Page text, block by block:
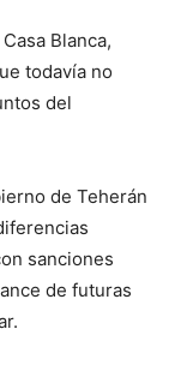
Blanca,
todavía no
del
de Teherán
sanciones
de futuras